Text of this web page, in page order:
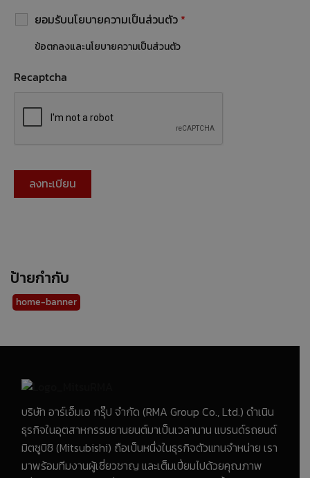
ยอมรับนโยบายความเป็นส่วนตัว *
ข้อตกลงและนโยบายความเป็นส่วนตัว
Recaptcha
ป้ายกำกับ
home-banner
บริษัท อาร์เอ็มเอ กรุ๊ป จำกัด (RMA Group Co., Ltd.) ดำเนิน
ธุรกิจในอุตสาหกรรมยานยนต์มาเป็นเวลานาน แบรนด์รถยนต์
มิตซูบิชิ (Mitsubishi) ถือเป็นหนึ่งในธุรกิจตัวแทนจำหน่าย เรา
มาพร้อมทีมงานผู้เชี่ยวชาญ และเต็มเปี่ยมไปด้วยคุณภาพ